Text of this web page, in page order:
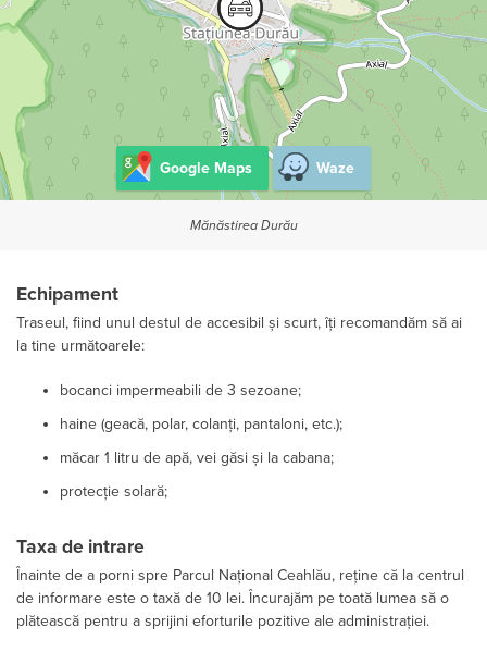
Google Maps Waze
Mănăstirea Durău
Echipament
Traseul, fiind unul destul de accesibil și scurt, îți recomandăm să ai
la tine următoarele:
bocanci impermeabili de 3 sezoane;
haine (geacă, polar, colanți, pantaloni, etc.);
măcar 1 litru de apă, vei găsi și la cabana;
protecție solară;
Taxa de intrare
Înainte de a porni spre Parcul Național Ceahlău, reține că la centrul
de informare este o taxă de 10 lei. Încurajăm pe toată lumea să o
plătească pentru a sprijini eforturile pozitive ale administrației.